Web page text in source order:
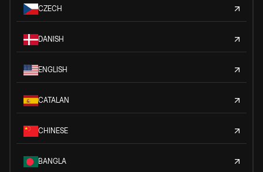
CZECH
DANISH
ENGLISH
CATALAN
CHINESE
BANGLA